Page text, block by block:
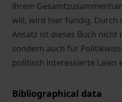
ihrem
will, wird hier fündig. Durch
Ansatz ist dieses Buch nicht
sondern auch für
politisch interessierte Laien
Bibliographical data